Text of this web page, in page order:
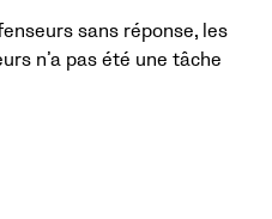
sans réponse, les
n’a pas été une tâche